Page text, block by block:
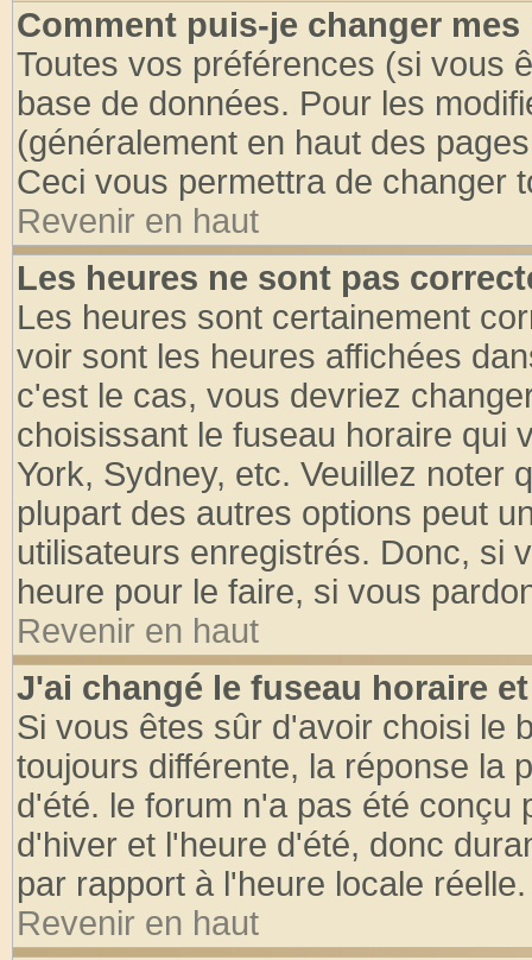
Comment puis-je changer mes
Toutes vos préférences (si vous
base de données. Pour les
(généralement en haut des
Ceci vous permettra de changer
Revenir en haut
Les heures ne sont pas
Les heures sont certainement
voir sont les heures affichées
c'est le cas, vous devriez
choisissant le fuseau horaire qui
York, Sydney, etc. Veuillez noter
plupart des autres options peut
utilisateurs enregistrés. Donc, si
heure pour le faire, si vous
Revenir en haut
J'ai changé le fuseau horaire
Si vous êtes sûr d'avoir choisi le
toujours différente, la réponse la
d'été. le forum n'a pas été conçu
d'hiver et l'heure d'été, donc
par rapport à l'heure locale réelle.
Revenir en haut